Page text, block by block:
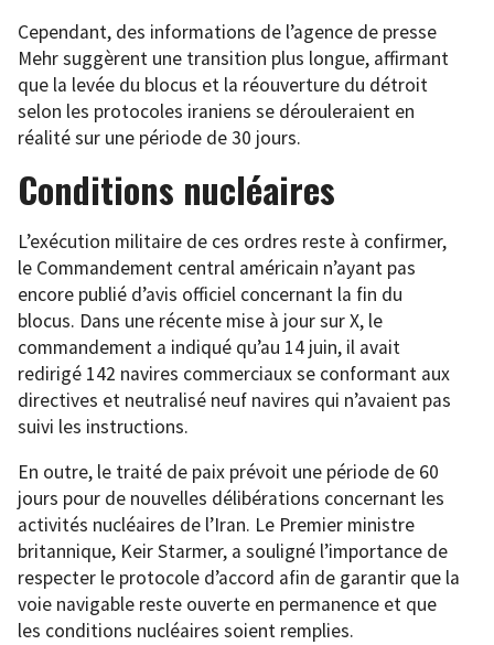
Cependant, des informations de l’agence de presse
Mehr suggèrent une transition plus longue, affirmant
que la levée du blocus et la réouverture du détroit
selon les protocoles iraniens se dérouleraient en
réalité sur une période de 30 jours.
Conditions nucléaires
L’exécution militaire de ces ordres reste à confirmer,
le Commandement central américain n’ayant pas
encore publié d’avis officiel concernant la fin du
blocus. Dans une récente mise à jour sur X, le
commandement a indiqué qu’au 14 juin, il avait
redirigé 142 navires commerciaux se conformant aux
directives et neutralisé neuf navires qui n’avaient pas
suivi les instructions.
En outre, le traité de paix prévoit une période de 60
jours pour de nouvelles délibérations concernant les
activités nucléaires de l’Iran. Le Premier ministre
britannique, Keir Starmer, a souligné l’importance de
respecter le protocole d’accord afin de garantir que la
voie navigable reste ouverte en permanence et que
les conditions nucléaires soient remplies.